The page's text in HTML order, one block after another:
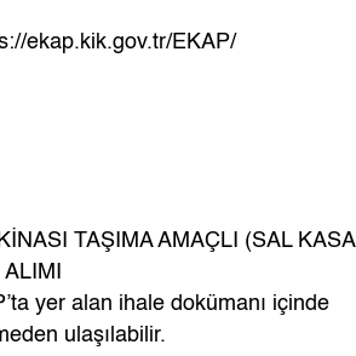
ekap.kik.gov.tr/EKAP/
TAŞIMA AMAÇLI (SAL KASA
yer alan ihale dokümanı içinde
ulaşılabilir.